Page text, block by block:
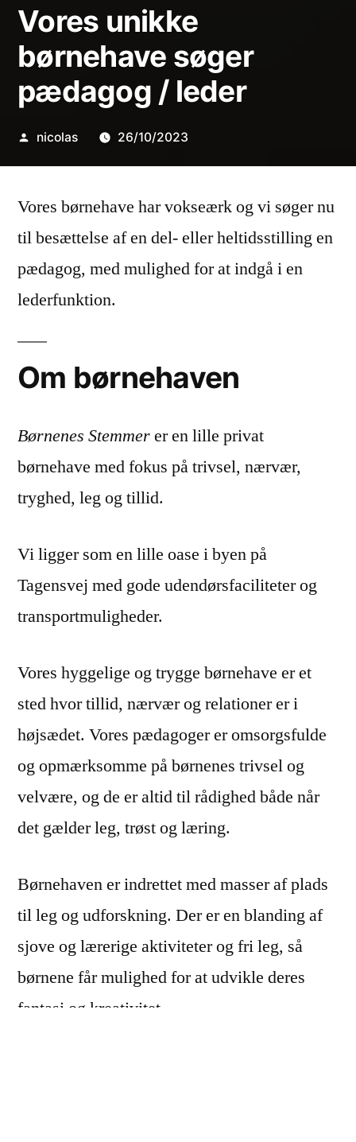
Vores unikke
børnehave søger
pædagog / leder
Posted
nicolas 26/10/2023
Vores børnehave har vokseærk og vi søger nu
til besættelse af en del- eller heltidsstilling en
pædagog, med mulighed for at indgå i en
lederfunktion.
Om børnehaven
Børnenes Stemmerer en lille privat
børnehave med fokus på trivsel, nærvær,
tryghed, leg og tillid.
Vi ligger som en lille oase i byen på
Tagensvej med gode udendørsfaciliteter og
transportmuligheder.
Vores hyggelige og trygge børnehave er et
sted hvor tillid, nærvær og relationer er i
højsædet. Vores pædagoger er omsorgsfulde
og opmærksomme på børnenes trivsel og
velvære, og de er altid til rådighed både når
det gælder leg, trøst og læring.
Børnehaven er indrettet med masser af plads
til leg og udforskning. Der er en blanding af
sjove og lærerige aktiviteter og fri leg, så
børnene får mulighed for at udvikle deres
fantasi og kreativitet.